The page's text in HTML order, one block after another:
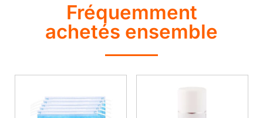
Fréquemment
achetés ensemble